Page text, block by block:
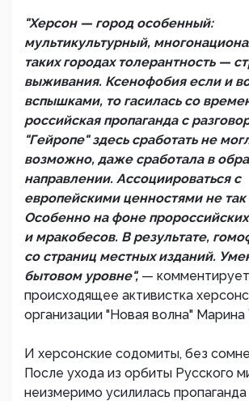
"Херсон — город особенный:
мультикультурный,
таких городах толерантность —
выживания. Ксенофобия если и
вспышками, то гасилась со
российская пропаганда с
"Гейропе" здесь сработать не
возможно, даже сработала в
направлении. Ассоциироваться с
европейскими ценностями не
Особенно на фоне
и мракобесов. В результате,
со страниц местных изданий.
бытовом уровне", — комментирует
происходящее активистка
организации "Новая волна"
И херсонские содомиты, без
После ухода из орбиты Русского
неизмеримо усилилась пропаганда